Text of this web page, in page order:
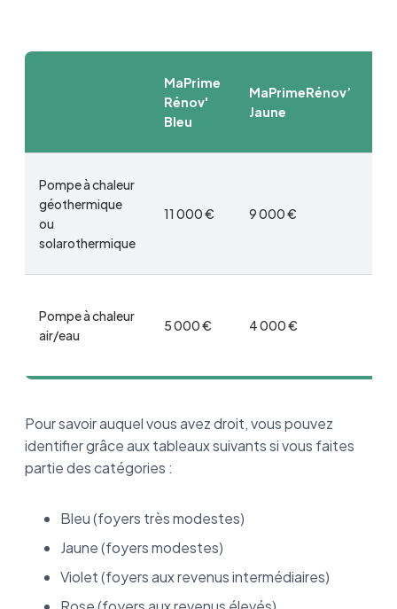
MaPrime
Rénov'
Bleu
MaPrimeRénov’
Jaune
Pompe à chaleur
géothermique
ou
solarothermique
11 000 € 9 000 €
Pompe à chaleur
air/eau
5 000 € 4 000 €
Pour savoir auquel vous avez droit, vous pouvez
identifier grâce aux tableaux suivants si vous faites
partie des catégories :
Bleu (foyers très modestes)
Jaune (foyers modestes)
Violet (foyers aux revenus intermédiaires)